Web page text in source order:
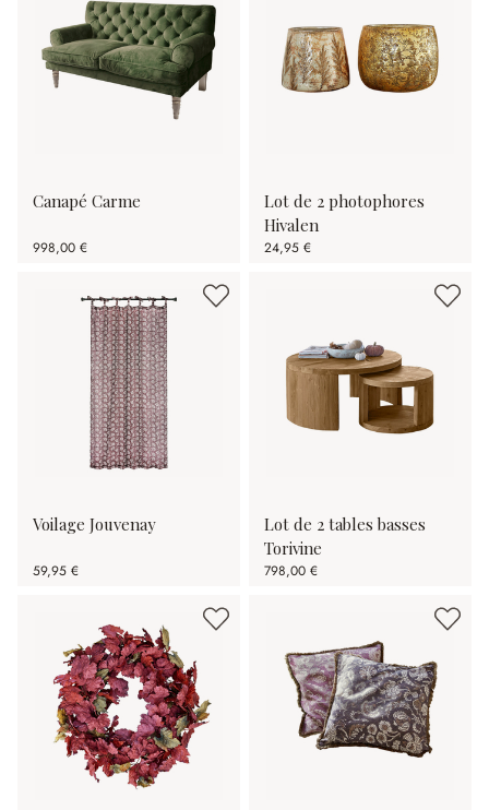
Canapé Carme
998,00 €
Lot de 2 photophores
Hivalen
24,95 €
Voilage Jouvenay
59,95 €
Lot de 2 tables basses
Torivine
798,00 €